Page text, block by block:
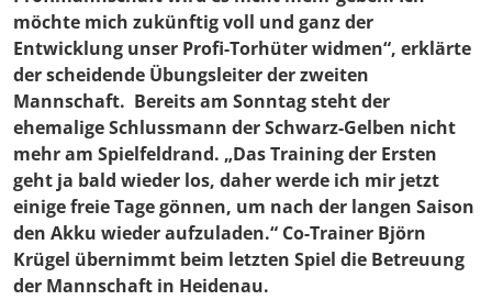
möchte mich zukünftig voll und ganz der
Entwicklung unser Profi-Torhüter widmen“, erklärte
der scheidende Übungsleiter der zweiten
Mannschaft. Bereits am Sonntag steht der
ehemalige Schlussmann der Schwarz-Gelben nicht
mehr am Spielfeldrand. „Das Training der Ersten
geht ja bald wieder los, daher werde ich mir jetzt
einige freie Tage gönnen, um nach der langen Saison
den Akku wieder aufzuladen.“ Co-Trainer Björn
Krügel übernimmt beim letzten Spiel die Betreuung
der Mannschaft in Heidenau.